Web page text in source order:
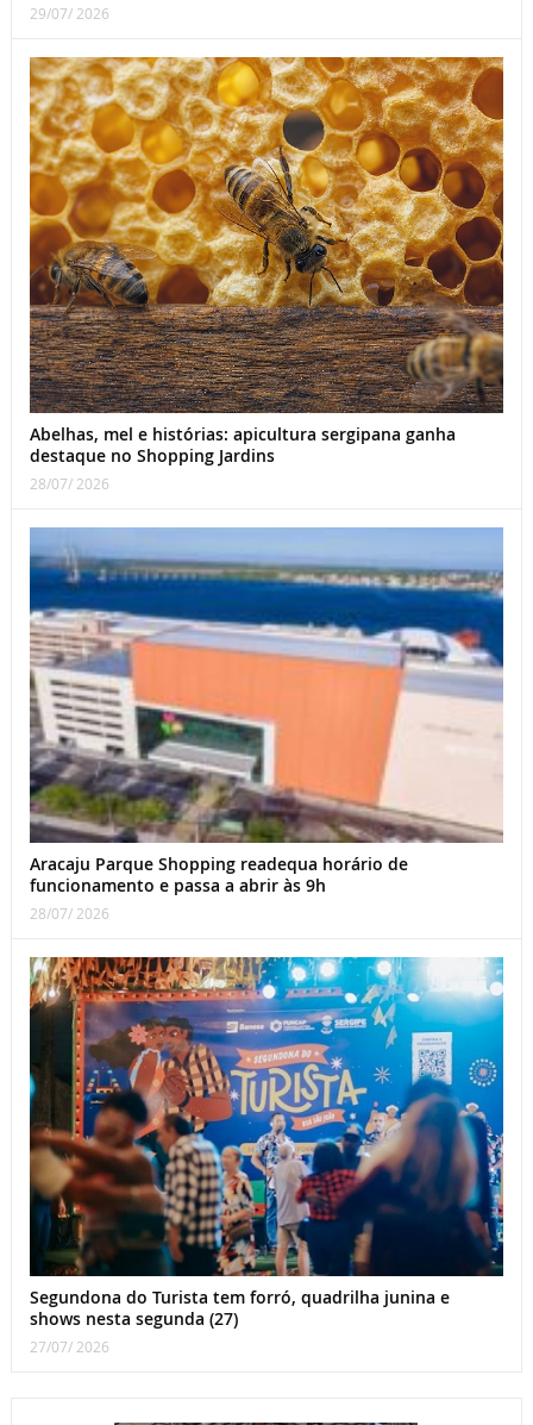
29/07/ 2026
Abelhas, mel e histórias: apicultura sergipana ganha
destaque no Shopping Jardins
28/07/ 2026
Aracaju Parque Shopping readequa horário de
funcionamento e passa a abrir às 9h
28/07/ 2026
Segundona do Turista tem forró, quadrilha junina e
shows nesta segunda (27)
27/07/ 2026